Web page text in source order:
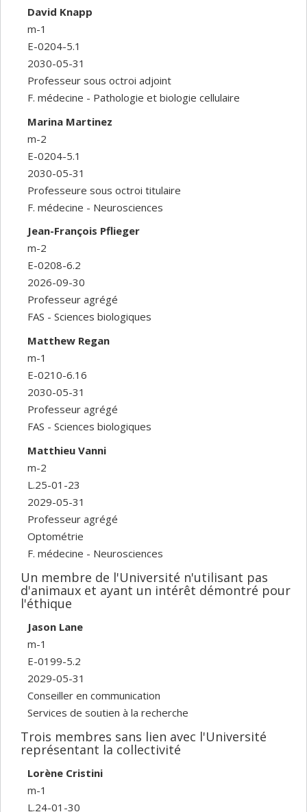
David Knapp
m-1
E-0204-5.1
2030-05-31
Professeur sous octroi adjoint
F. médecine - Pathologie et biologie cellulaire
Marina Martinez
m-2
E-0204-5.1
2030-05-31
Professeure sous octroi titulaire
F. médecine - Neurosciences
Jean-François Pflieger
m-2
E-0208-6.2
2026-09-30
Professeur agrégé
FAS - Sciences biologiques
Matthew Regan
m-1
E-0210-6.16
2030-05-31
Professeur agrégé
FAS - Sciences biologiques
Matthieu Vanni
m-2
L.25-01-23
2029-05-31
Professeur agrégé
Optométrie
F. médecine - Neurosciences
Un membre de l'Université n'utilisant pas
d'animaux et ayant un intérêt démontré pour
l'éthique
Jason Lane
m-1
E-0199-5.2
2029-05-31
Conseiller en communication
Services de soutien à la recherche
Trois membres sans lien avec l'Université
représentant la collectivité
Lorène Cristini
m-1
L.24-01-30